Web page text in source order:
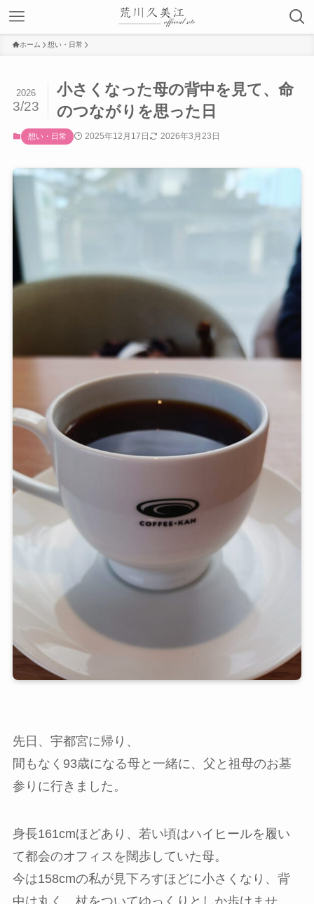
ホーム 想い・日常
小さくなった母の背中を見て、命
のつながりを思った日
2026
3/23
想い・日常 2025年12月17日 2026年3月23日
先日、宇都宮に帰り、
間もなく93歳になる母と一緒に、父と祖母のお墓
参りに行きました。
身長161cmほどあり、若い頃はハイヒールを履い
て都会のオフィスを闊歩していた母。
今は158cmの私が見下ろすほどに小さくなり、背